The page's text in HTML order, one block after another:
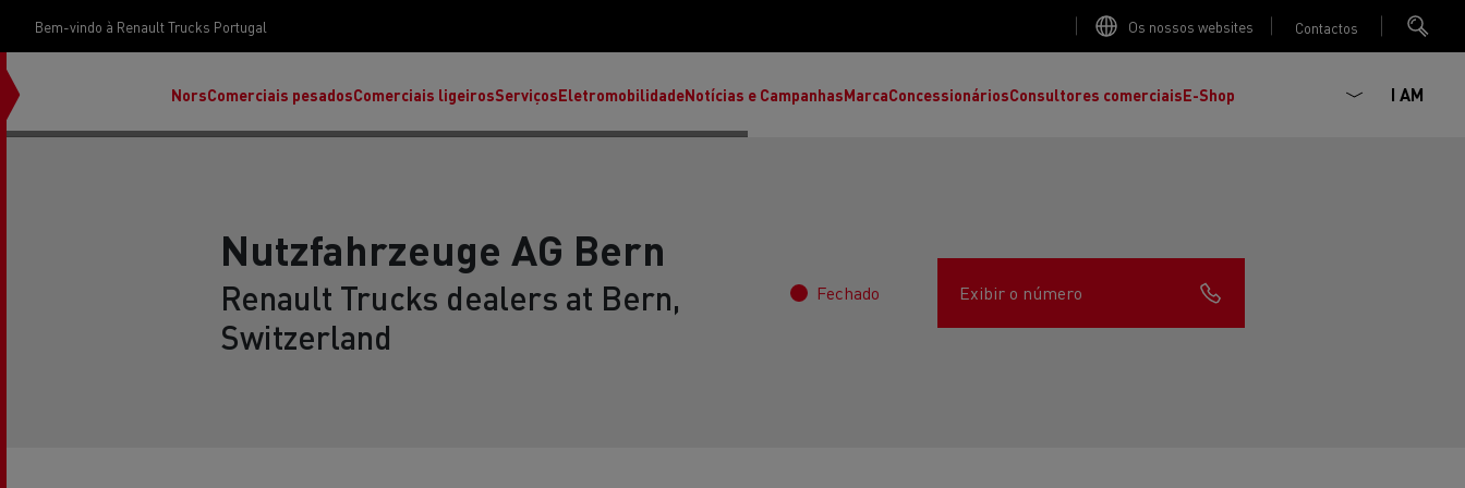
Bem-vindo à Renault Trucks Portugal Os nossos websites Contactos
NorsComerciais pesadosComerciais ligeirosServiçosEletromobilidadeNotícias e CampanhasMarcaConcessionáriosConsultores comerciaisE-Shop I AM
Nutzfahrzeuge AG Bern
Renault Trucks dealers at Bern,
Switzerland
Fechado Exibir o número